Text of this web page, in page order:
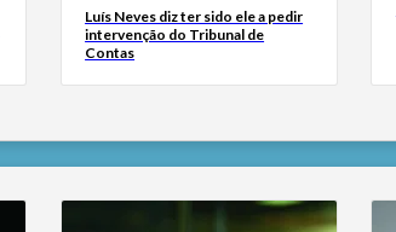
Luís Neves diz ter sido ele a pedir
intervenção do Tribunal de
Contas